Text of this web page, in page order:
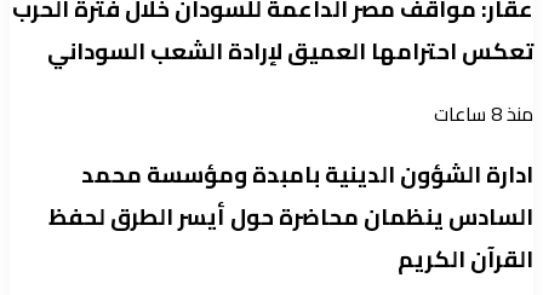
عقار: مواقف مصر الداعمة للسودان خلال فترة الحرب
تعكس احترامها العميق لإرادة الشعب السوداني
منذ 8 ساعات
ادارة الشؤون الدينية بامبدة ومؤسسة محمد
السادس ينظمان محاضرة حول أيسر الطرق لحفظ
القرآن الكريم